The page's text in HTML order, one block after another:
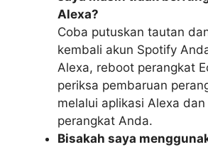
Alexa?
Coba putuskan tautan
kembali akun Spotify
Alexa, reboot perangkat
periksa pembaruan
melalui aplikasi Alexa
perangkat Anda.
Bisakah saya